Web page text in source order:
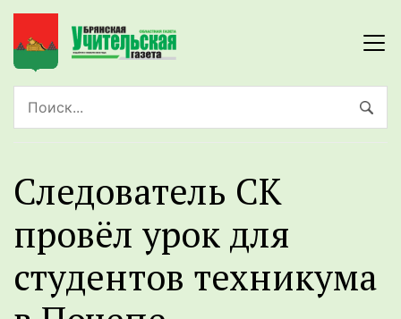
Следователь СК
провёл урок для
студентов техникума